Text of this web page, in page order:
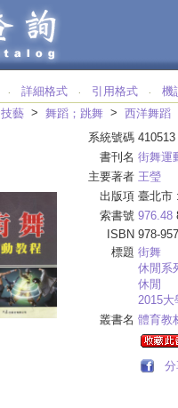
‧ 詳細格式 ‧ 引用格式 ‧ 機
技藝 > 舞蹈；跳舞 > 西洋舞蹈
系統號碼 410513
書刊名 街舞運
主要著者 王瑩
出版項 臺北市 :
索書號 976.48
ISBN 978-
標題 街舞
休閒系
休閒
2015大
叢書名 體育教